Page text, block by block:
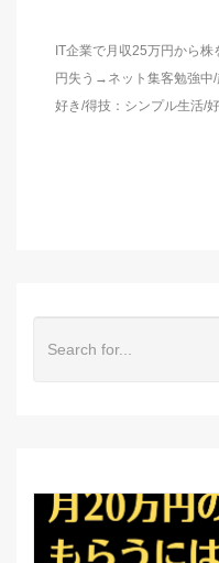
IT企業で月収25万円から
円失う→ネット集客勉強中
好き/得技：シンプル生活/